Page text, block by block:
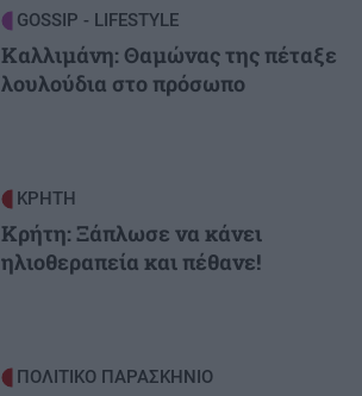
GOSSIP - LIFESTYLE
Καλλιμάνη: Θαμώνας της πέταξε
λουλούδια στο πρόσωπο
ΚΡΗΤΗ
Κρήτη: Ξάπλωσε να κάνει
ηλιοθεραπεία και πέθανε!
ΠΟΛΙΤΙΚΟ ΠΑΡΑΣΚΗΝΙΟ